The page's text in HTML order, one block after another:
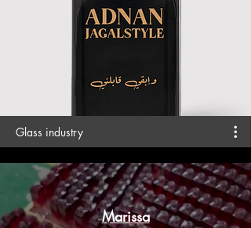
Glass industry
Marissa